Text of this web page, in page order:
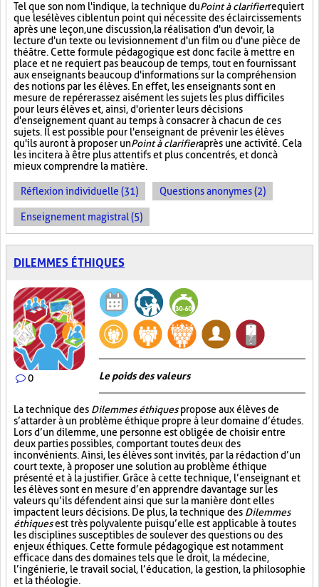
Tel que son nom l'indique, la technique duPoint à clarifierrequiert
que les élèves ciblent un point qui nécessite des éclaircissements
après une leçon, une discussion, la réalisation d'un devoir, la
lecture d'un texte ou le visionnement d'un film ou d'une pièce de
théâtre. Cette formule pédagogique est donc facile à mettre en
place et ne requiert pas beaucoup de temps, tout en fournissant
aux enseignants beaucoup d'informations sur la compréhension
des notions par les élèves. En effet, les enseignants sont en
mesure de repérer assez aisément les sujets les plus difficiles
pour leurs élèves et, ainsi, d'orienter leurs décisions
d'enseignement quant au temps à consacrer à chacun de ces
sujets. Il est possible pour l'enseignant de prévenir les élèves
qu'ils auront à proposer unPoint à clarifieraprès une activité. Cela
les incitera à être plus attentifs et plus concentrés, et donc à
mieux comprendre la matière.
Réflexion individuelle (31) Questions anonymes (2)
Enseignement magistral (5)
DILEMMES ÉTHIQUES
0 Le poids des valeurs
La technique des Dilemmes éthiquespropose aux élèves de
s’attarder à un problème éthique propre à leur domaine d’études.
Lors d’un dilemme, une personne est obligée de choisir entre
deux parties possibles, comportant toutes deux des
inconvénients. Ainsi, les élèves sont invités, par la rédaction d’un
court texte, à proposer une solution au problème éthique
présenté et à la justifier. Grâce à cette technique, l’enseignant et
les élèves sont en mesure d’en apprendre davantage sur les
valeurs qu’ils défendent ainsi que sur la manière dont elles
impactent leurs décisions. De plus, la technique des Dilemmes
éthiquesest très polyvalente puisqu’elle est applicable à toutes
les disciplines susceptibles de soulever des questions ou des
enjeux éthiques. Cette formule pédagogique est notamment
efficace dans des domaines tels que le droit, la médecine,
l’ingénierie, le travail social, l’éducation, la gestion, la philosophie
et la théologie.